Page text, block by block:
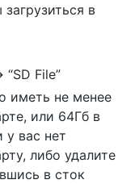
в
File”
иметь не менее
или 64Гб в
у вас нет
либо удалите
в сток